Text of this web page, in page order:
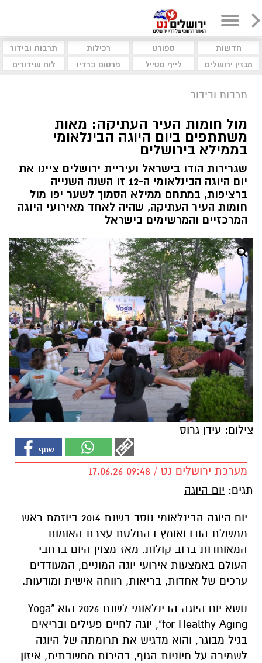
חדשות ספורט רכילות
תרבות ובידור
מגזין ירושלים
לייף סטייל פרסום ברדיו לוח שידורים
תרבות ובידור
מול חומות העיר העתיקה: מאות
משתתפים ביום היוגה הבינלאומי
בממילא בירושלים
שגרירות הודו בישראל ועיריית ירושלים ציינו את
יום היוגה הבינלאומי ה-12 זו השנה השנייה
ברציפות, במתחם ממילא הסמוך לשער יפו מול
חומות העיר העתיקה, שהיה לאחד מאירועי היוגה
המרכזיים והמרשימים בישראל
צילום: עידן גרוס
מערכת ירושלים נט / 09:48 17.06.26
תגים: יום היוגה
יום היוגה הבינלאומי נוסד בשנת 2014 ביוזמת ראש
ממשלת הודו ואומץ בהחלטת עצרת האומות
המאוחדות ברוב קולות. מאז מצוין היום ברחבי
העולם באמצעות אירועי יוגה המוניים, המעודדים
ערכים של אחדות, בריאות, רווחה אישית ומודעות.
נושא יום היוגה הבינלאומי לשנת 2026 הוא "Yoga
for Healthy Aging", יוגה לחיים פעילים ובריאים
בגיל מבוגר, והוא מדגיש את תרומתה של היוגה
לשמירה על חיוניות הגוף, בהירות מחשבתית, איזון